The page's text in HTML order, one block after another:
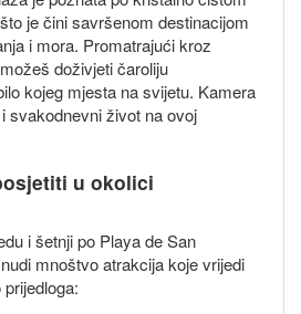
je čini savršenom destinacijom
i mora. Promatrajući kroz
doživjeti čaroliju
kojeg mjesta na svijetu. Kamera
svakodnevni život na ovoj
u okolici
i šetnji po Playa de San
mnoštvo atrakcija koje vrijedi